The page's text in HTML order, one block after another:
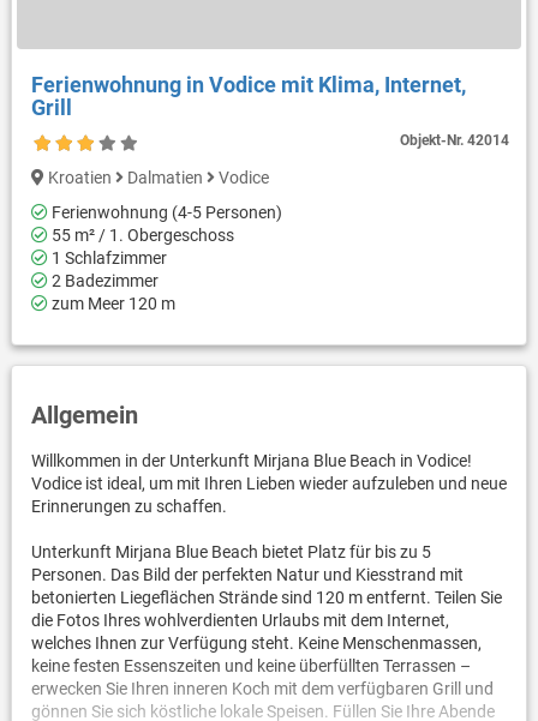
Ferienwohnung in Vodice mit Klima, Internet,
Grill
Objekt-Nr.42014
Kroatien Dalmatien
Vodice
Ferienwohnung (4-5 Personen)
55 m² / 1. Obergeschoss
1 Schlafzimmer
2 Badezimmer
zum Meer 120 m
Allgemein
Willkommen in der Unterkunft Mirjana Blue Beach in Vodice!
Vodice ist ideal, um mit Ihren Lieben wieder aufzuleben und neue
Erinnerungen zu schaffen.
Unterkunft Mirjana Blue Beach bietet Platz für bis zu 5
Personen. Das Bild der perfekten Natur und Kiesstrand mit
betonierten Liegeflächen Strände sind 120 m entfernt. Teilen Sie
die Fotos Ihres wohlverdienten Urlaubs mit dem Internet,
welches Ihnen zur Verfügung steht. Keine Menschenmassen,
keine festen Essenszeiten und keine überfüllten Terrassen –
erwecken Sie Ihren inneren Koch mit dem verfügbaren Grill und
gönnen Sie sich köstliche lokale Speisen. Füllen Sie Ihre Abende